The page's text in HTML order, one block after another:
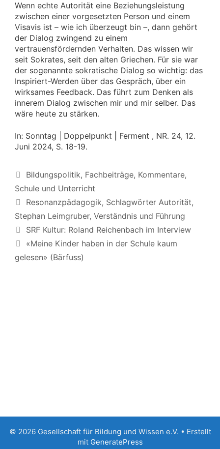
Wenn echte Autorität eine Beziehungsleistung
zwischen einer vorgesetzten Person und einem
Visavis ist – wie ich überzeugt bin –, dann gehört
der Dialog zwingend zu einem
vertrauensfördernden Verhalten. Das wissen wir
seit Sokrates, seit den alten Griechen. Für sie war
der sogenannte sokratische Dialog so wichtig: das
Inspiriert-Werden über das Gespräch, über ein
wirksames Feedback. Das führt zum Denken als
innerem Dialog zwischen mir und mir selber. Das
wäre heute zu stärken.
In: Sonntag | Doppelpunkt | Ferment , NR. 24, 12.
Juni 2024, S. 18-19.
Kategorien
Bildungspolitik, Fachbeiträge, Kommentare,
Schule und Unterricht
Schlagwörter
Resonanzpädagogik, Schlagwörter Autorität,
Stephan Leimgruber, Verständnis und Führung
SRF Kultur: Roland Reichenbach im Interview
«Meine Kinder haben in der Schule kaum
gelesen» (Bärfuss)
© 2026 Gesellschaft für Bildung und Wissen e.V. • Erstellt
mit GeneratePress